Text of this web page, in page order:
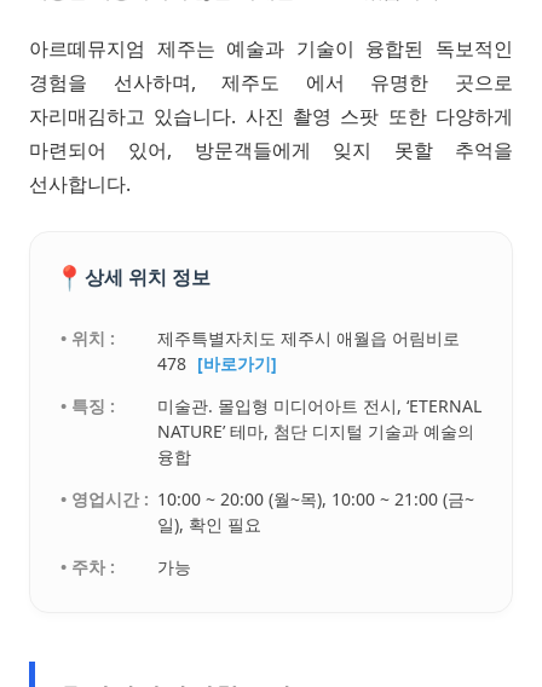
아르떼뮤지엄 제주는 예술과 기술이 융합된 독보적인
경험을 선사하며, 제주도 에서 유명한 곳으로
자리매김하고 있습니다. 사진 촬영 스팟 또한 다양하게
마련되어 있어, 방문객들에게 잊지 못할 추억을
선사합니다.
📍 상세 위치 정보
• 위치 :
제주특별자치도 제주시 애월읍 어림비로
478 [바로가기]
• 특징 :
미술관. 몰입형 미디어아트 전시, ‘ETERNAL
NATURE’ 테마, 첨단 디지털 기술과 예술의
융합
• 영업시간 : 10:00 ~ 20:00 (월~목), 10:00 ~ 21:00 (금~
일), 확인 필요
• 주차 :
가능